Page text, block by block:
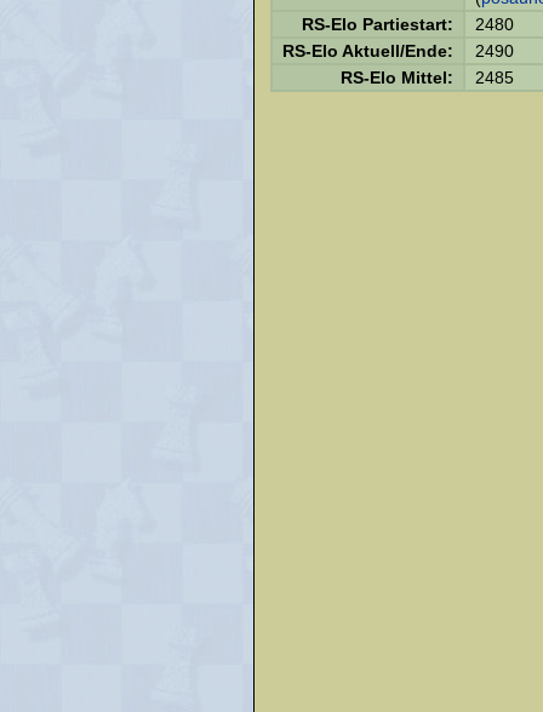
RS-Elo Partiestart:
2480
RS-Elo Aktuell/Ende:
2490
RS-Elo Mittel:
2485